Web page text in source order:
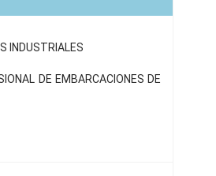
INDUSTRIALES
DE EMBARCACIONES DE